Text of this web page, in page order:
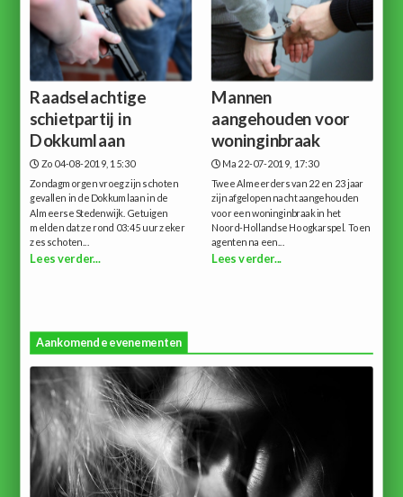
Raadselachtige
schietpartij in
Dokkumlaan
Zo 04-08-2019, 15:30
Zondagmorgen vroeg zijn schoten
gevallen in de Dokkumlaan in de
Almeerse Stedenwijk. Getuigen
melden dat ze rond 03:45 uur zeker
zes schoten...
Lees verder...
Mannen
aangehouden voor
woninginbraak
Ma 22-07-2019, 17:30
Twee Almeerders van 22 en 23 jaar
zijn afgelopen nacht aangehouden
voor een woninginbraak in het
Noord-Hollandse Hoogkarspel. Toen
agenten na een...
Lees verder...
Aankomende evenementen